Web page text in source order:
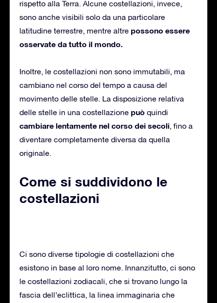
rispetto alla Terra. Alcune costellazioni, invece,
sono anche visibili solo da una particolare
latitudine terrestre, mentre altre possono essere
osservate da tutto il mondo.
Inoltre, le costellazioni non sono immutabili, ma
cambiano nel corso del tempo a causa del
movimento delle stelle. La disposizione relativa
delle stelle in una costellazione può quindi
cambiare lentamente nel corso dei secoli, fino a
diventare completamente diversa da quella
originale.
Come si suddividono le
costellazioni
Ci sono diverse tipologie di costellazioni che
esistono in base al loro nome. Innanzitutto, ci sono
le costellazioni zodiacali, che si trovano lungo la
fascia dell’eclittica, la linea immaginaria che